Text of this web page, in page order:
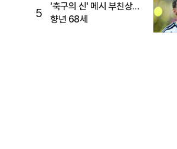
5
'축구의 신' 메시 부친상…
향년 68세